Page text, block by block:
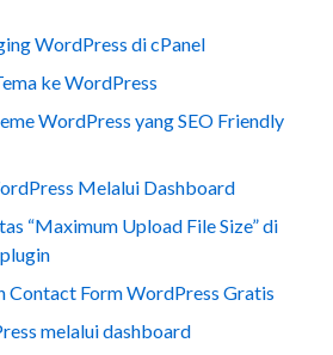
WordPress di cPanel
ke WordPress
WordPress yang SEO Friendly
Melalui Dashboard
“Maximum Upload File Size” di
Contact Form WordPress Gratis
melalui dashboard